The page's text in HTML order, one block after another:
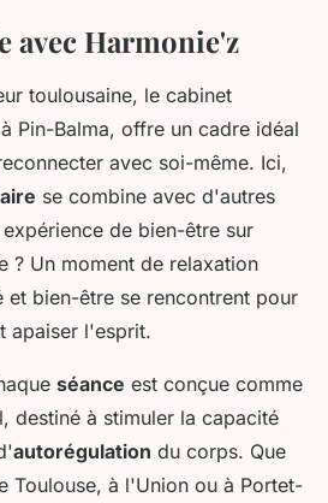
avec Harmonie'z
toulousaine, le cabinet
Pin-Balma, offre un cadre idéal
avec soi-même. Ici,
se combine avec d'autres
de bien-être sur
? Un moment de relaxation
et bien-être se rencontrent pour
apaiser l'esprit.
séance est conçue comme
destiné à stimuler la capacité
autorégulation du corps. Que
Toulouse, à l'Union ou à Portet-